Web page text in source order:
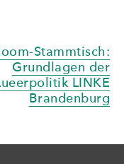
Stammtisch:
Grundlagen der
LINKE
Brandenburg